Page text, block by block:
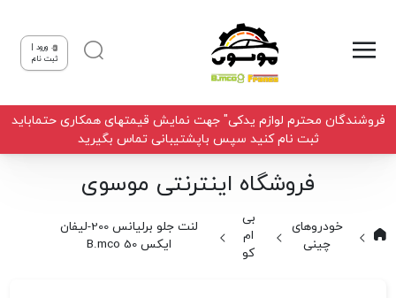
ورود |
ثبت نام
فروشندگان محترم لوازم یدکی" جهت نمایش قیمتهای همکاری حتماباید
ثبت نام کنید سپس باپشتیبانی تماس بگیرید
فروشگاه اینترنتی موسوی
خودروهای
چینی
بی
ام
کو
لنت جلو برلیانس 200-لیفان
ایکس 50 B.mco